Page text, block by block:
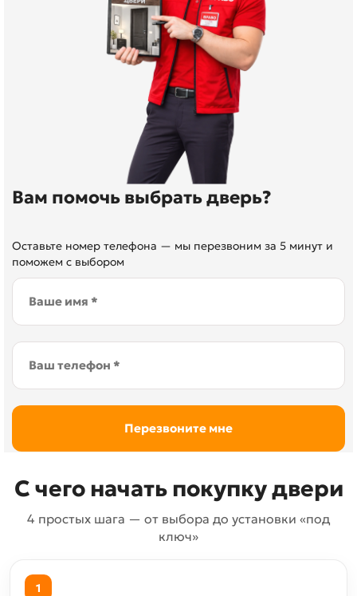
Вам помочь выбрать дверь?
Оставьте номер телефона — мы перезвоним за 5 минут и
поможем с выбором
С чего начать покупку двери
4 простых шага — от выбора до установки «под
ключ»
1